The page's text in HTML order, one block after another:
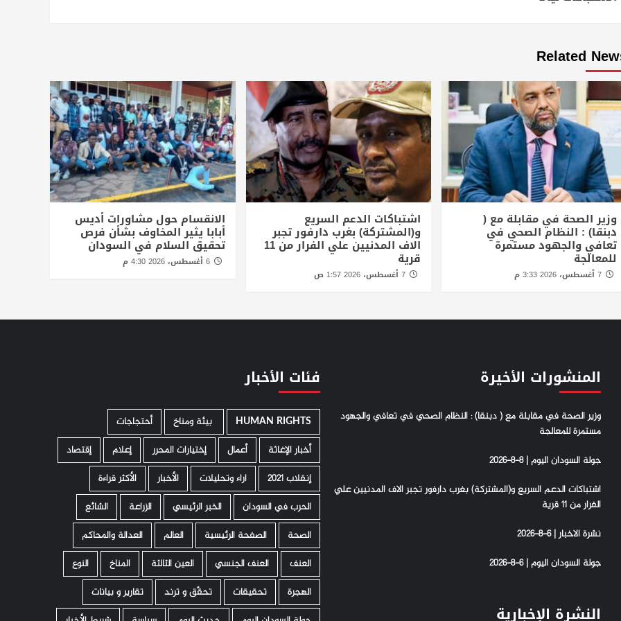
Related
وزير الصحة في مقابلة مع (
دبنقا) : النظام الصحي في
تعافي والجهود مستمرة
للمعالجة
7 أغسطس، 2026 3:33 م
اشتباكات الدعم السريع
و(المشتركة) بغرب دارفور تجبر
الاف المدنيين علي الفرار من 11
قرية
الانقسام حول مشاورات أديس
أبابا يثير المخاوف بشأن فرص
تحقيق السلام في السودان
6 أغسطس، 2026 4:30 م
المنشورات الأخيرة
وزير الصحة في مقابلة مع ( دبنقا) : النظام الصحي في تعافي والجهود
مستمرة للمعالجة
جولة السودان اليوم | 8-8-2026
اشتباكات الدعم السريع و(المشتركة) بغرب دارفور تجبر الاف المدنيين علي
الفرار من 11 قرية
نشرة الاخبار | 6-8-2026
جولة السودان اليوم | 6-8-2026
النشرة الإخبارية
فئات الأخبار
HUMAN RIGHTS ­ بيئة ومناخ
أحتجاجات
أخبار الإغاثة
أعمال إختيارات المحرر إعلام
إقتصاد
إنقلاب 2021
اراء وتحليلات الأخبار
الأكثر قراءة
الحرب في السودان
الخبر الرئيسي الزراعة
الشائع
الصحة
الصفحة الرئيسية العالم
العدالة والمحاكم
العنف
العنف الجنسي العين الثالثة المناخ
النوع
الهجرة
تحقيقات تحقّق و ترند
تقارير و بيانات